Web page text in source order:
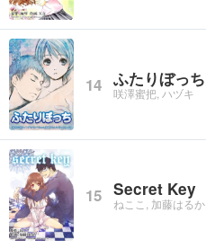
14 ふたりぼっち
咲澤蜜把, ハヅキ
15 Secret Key
ねここ, 加藤はるか